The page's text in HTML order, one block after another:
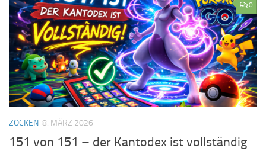
0
ZOCKEN 8. MÄRZ 2026
151 von 151 – der Kantodex ist vollständig